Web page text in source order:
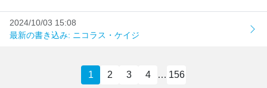
2024/10/03 15:08
最新の書き込み: ニコラス・ケイジ
1 2 3 4 … 156